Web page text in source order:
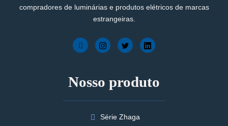
compradores de luminárias e produtos elétricos de marcas
estrangeiras.
Nosso produto
Série Zhaga